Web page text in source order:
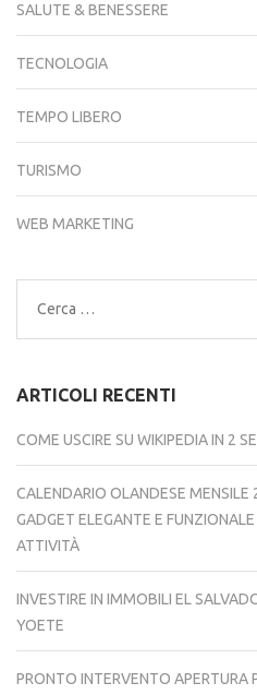
SALUTE & BENESSERE
TECNOLOGIA
TEMPO LIBERO
TURISMO
WEB MARKETING
Ricerca
per:
ARTICOLI RECENTI
COME USCIRE SU WIKIPEDIA IN 2
CALENDARIO OLANDESE
GADGET ELEGANTE E
ATTIVITÀ
INVESTIRE IN IMMOBILI EL
YOETE
PRONTO INTERVENTO APERTURA